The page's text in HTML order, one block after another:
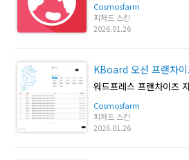
Cosmosfarm
피처드 스킨
2026.01.26
KBoard 오션 프랜차이
Cosmosfarm
피처드 스킨
2026.01.26